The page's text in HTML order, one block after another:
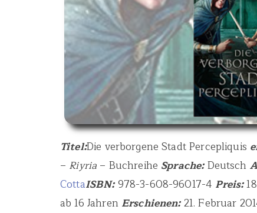
Titel:Die verborgene Stadt Percepliquis
– Riyria – Buchreihe Sprache:Deutsch
CottaISBN:978-3-608-96017-4 Preis:
ab 16 Jahren Erschienen:21. Februar